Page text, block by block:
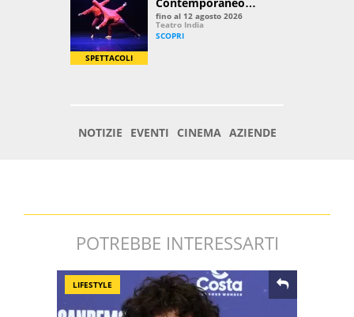
POTREBBE INTERESSARTI
LIFESTYLE